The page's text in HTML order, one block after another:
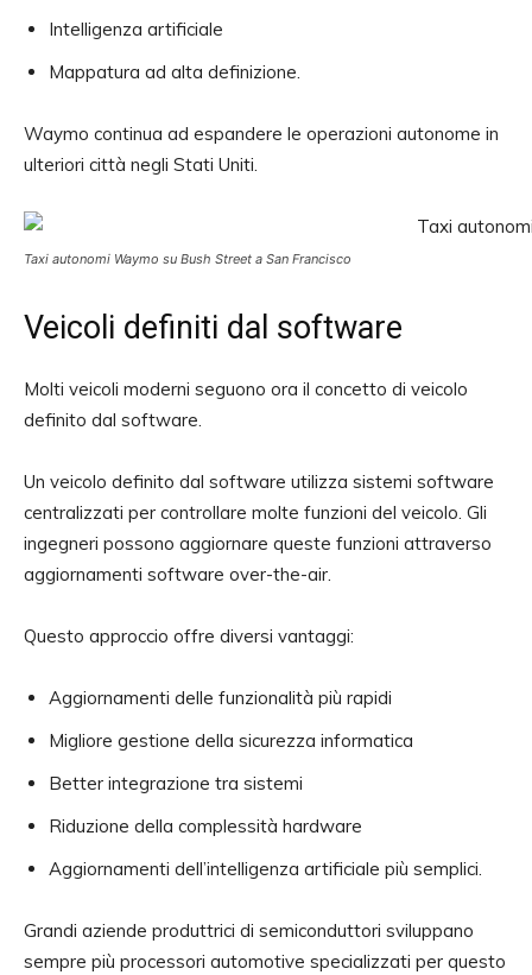
Intelligenza artificiale
Mappatura ad alta definizione.
Waymo continua ad espandere le operazioni autonome in
ulteriori città negli Stati Uniti.
Taxi autonomi Waymo su Bush Street a San Francisco
Veicoli definiti dal software
Molti veicoli moderni seguono ora il concetto di veicolo
definito dal software.
Un veicolo definito dal software utilizza sistemi software
centralizzati per controllare molte funzioni del veicolo. Gli
ingegneri possono aggiornare queste funzioni attraverso
aggiornamenti software over-the-air.
Questo approccio offre diversi vantaggi:
Aggiornamenti delle funzionalità più rapidi
Migliore gestione della sicurezza informatica
Better integrazione tra sistemi
Riduzione della complessità hardware
Aggiornamenti dell’intelligenza artificiale più semplici.
Grandi aziende produttrici di semiconduttori sviluppano
sempre più processori automotive specializzati per questo